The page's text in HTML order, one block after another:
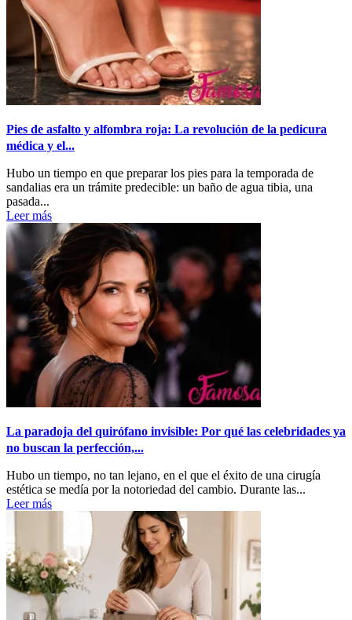
Pies de asfalto y alfombra roja: La revolución de la pedicura
médica y el...
Hubo un tiempo en que preparar los pies para la temporada de
sandalias era un trámite predecible: un baño de agua tibia, una
pasada...
Leer más
La paradoja del quirófano invisible: Por qué las celebridades ya
no buscan la perfección,...
Hubo un tiempo, no tan lejano, en el que el éxito de una cirugía
estética se medía por la notoriedad del cambio. Durante las...
Leer más